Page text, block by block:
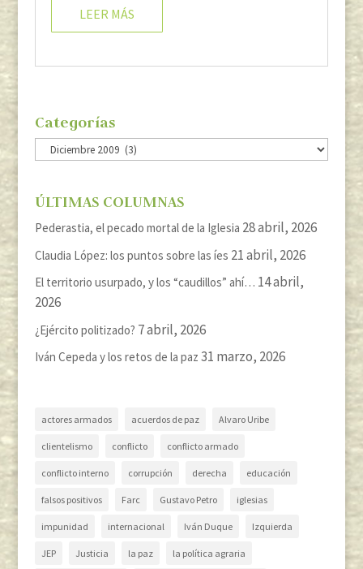
LEER MÁS
Categorías
Categorías
ÚLTIMAS COLUMNAS
Pederastia, el pecado mortal de la Iglesia 28 abril, 2026
Claudia López: los puntos sobre las íes 21 abril, 2026
El territorio usurpado, y los “caudillos” ahí… 14 abril,
2026
¿Ejército politizado? 7 abril, 2026
Iván Cepeda y los retos de la paz 31 marzo, 2026
actores armados acuerdos de paz Alvaro Uribe
clientelismo conflicto conflicto armado
conflicto interno corrupción derecha educación
falsos positivos Farc Gustavo Petro iglesias
impunidad internacional Iván Duque Izquierda
JEP Justicia la paz la política agraria